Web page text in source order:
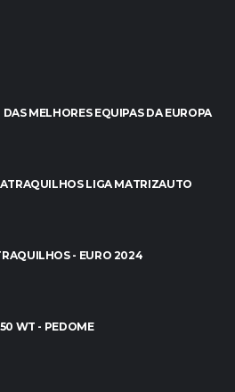
MELHORES EQUIPAS DA EUROPA
LIGA MATRIZAUTO
- EURO 2024
WT - PEDOME